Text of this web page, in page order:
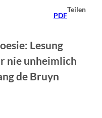
PDF
Teilen
Lesung
nie unheimlich
de Bruyn